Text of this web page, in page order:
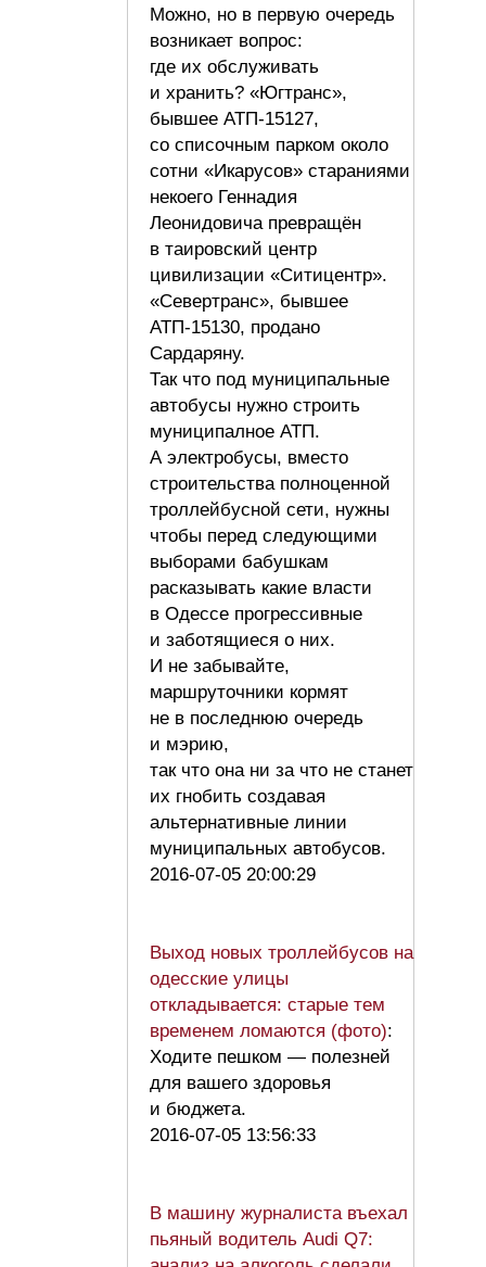
Можно, но в первую очередь
возникает вопрос:
где их обслуживать
и хранить? «Югтранс»,
бывшее АТП-15127,
со списочным парком около
сотни «Икарусов» стараниями
некоего Геннадия
Леонидовича превращён
в таировский центр
цивилизации «Ситицентр».
«Севертранс», бывшее
АТП-15130, продано
Сардаряну.
Так что под муниципальные
автобусы нужно строить
муниципалное АТП.
А электробусы, вместо
строительства полноценной
троллейбусной сети, нужны
чтобы перед следующими
выборами бабушкам
расказывать какие власти
в Одессе прогрессивные
и заботящиеся о них.
И не забывайте,
маршруточники кормят
не в последнюю очередь
и мэрию,
так что она ни за что не станет
их гнобить создавая
альтернативные линии
муниципальных автобусов.
2016-07-05 20:00:29
Выход новых троллейбусов на
одесские улицы
откладывается: старые тем
временем ломаются (фото):
Ходите пешком — полезней
для вашего здоровья
и бюджета.
2016-07-05 13:56:33
В машину журналиста въехал
пьяный водитель Audi Q7: